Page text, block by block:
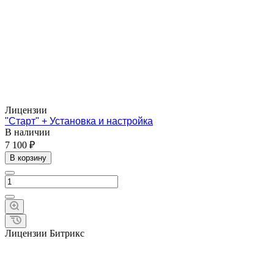
Лицензии
"Старт" + Установка и настройка
В наличии
7 100 ₽
В корзину
Лицензии Битрикс